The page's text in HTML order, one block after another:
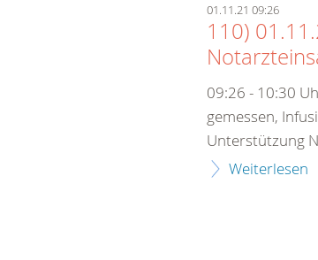
01.11.21 09:26
110)
09:26 - 10:30
gemessen,
Unterstützung
Weiterlesen